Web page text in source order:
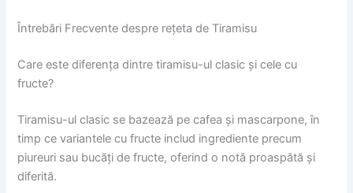
Întrebări Frecvente despre rețeta de Tiramisu
Care este diferența dintre tiramisu-ul clasic și cele cu
fructe?
Tiramisu-ul clasic se bazează pe cafea și mascarpone, în
timp ce variantele cu fructe includ ingrediente precum
piureuri sau bucăți de fructe, oferind o notă proaspătă și
diferită.